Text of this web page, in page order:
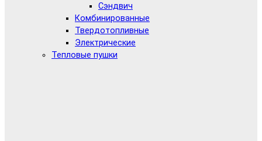
Сэндвич
Комбинированные
Твердотопливные
Электрические
Тепловые пушки